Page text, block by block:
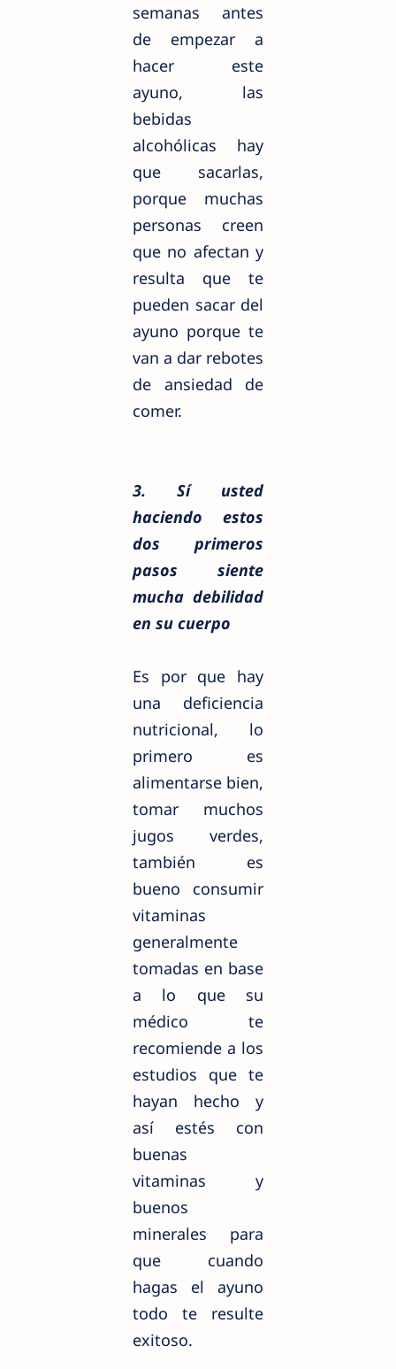
semanas antes
de empezar a
hacer este
ayuno, las
bebidas
alcohólicas hay
que sacarlas,
porque muchas
personas creen
que no afectan y
resulta que te
pueden sacar del
ayuno porque te
van a dar rebotes
de ansiedad de
comer.
3. Sí usted
haciendo estos
dos primeros
pasos siente
mucha debilidad
en su cuerpo
Es por que hay
una deficiencia
nutricional, lo
primero es
alimentarse bien,
tomar muchos
jugos verdes,
también es
bueno consumir
vitaminas
generalmente
tomadas en base
a lo que su
médico te
recomiende a los
estudios que te
hayan hecho y
así estés con
buenas
vitaminas y
buenos
minerales para
que cuando
hagas el ayuno
todo te resulte
exitoso.